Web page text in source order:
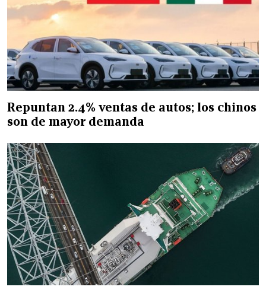
Repuntan 2.4% ventas de autos; los chinos
son de mayor demanda